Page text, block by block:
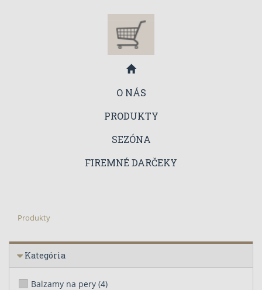
O NÁS
PRODUKTY
SEZÓNA
FIREMNÉ DARČEKY
Produkty
Kategória
Balzamy na pery (4)